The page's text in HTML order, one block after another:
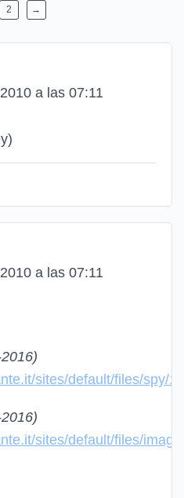
2 →
a las 07:11
a las 07:11
sites/default/files/spy/
sites/default/files/